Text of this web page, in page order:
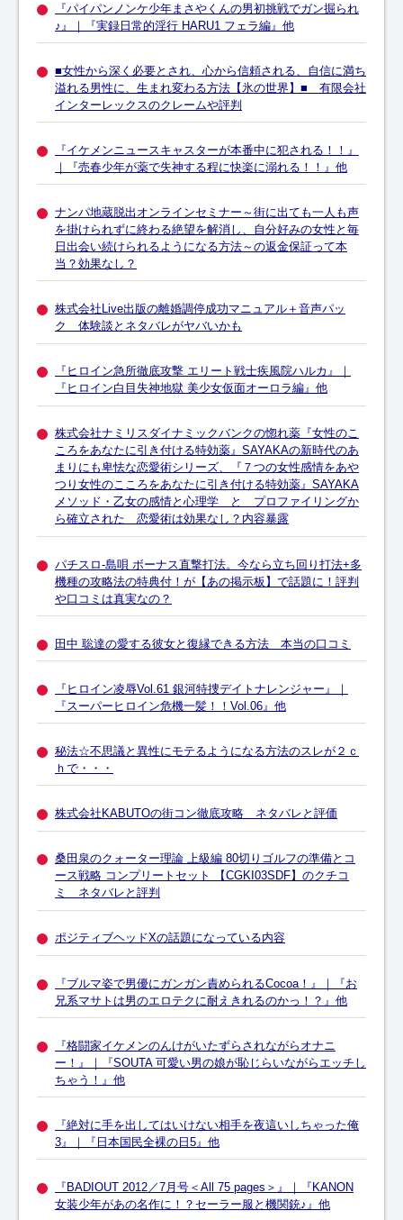
『パイパンノンケ少年まさやくんの男初挑戦でガン掘られ
♪』｜『実録日常的淫行 HARU1 フェラ編』他
■女性から深く必要とされ、心から信頼される、自信に満ち
溢れる男性に、生まれ変わる方法【氷の世界】■ 有限会社
インターレックスのクレームや評判
『イケメンニュースキャスターが本番中に犯される！！』
｜『売春少年が薬で失神する程に快楽に溺れる！！』他
ナンパ地蔵脱出オンラインセミナー～街に出ても一人も声
を掛けられずに終わる絶望を解消し、自分好みの女性と毎
日出会い続けられるようになる方法～の返金保証って本
当？効果なし？
株式会社Live出版の離婚調停成功マニュアル＋音声パッ
ク 体験談とネタバレがヤバいかも
『ヒロイン急所徹底攻撃 エリート戦士疾風院ハルカ』｜
『ヒロイン白目失神地獄 美少女仮面オーロラ編』他
株式会社ナミリスダイナミックバンクの惚れ薬『女性のこ
ころをあなたに引き付ける特効薬』SAYAKAの新時代のあ
まりにも卑怯な恋愛術シリーズ、『７つの女性感情をあや
つり女性のこころをあなたに引き付ける特効薬』SAYAKA
メソッド・乙女の感情と心理学 と プロファイリングか
ら確立された 恋愛術は効果なし？内容暴露
パチスロ-島唄 ボーナス直撃打法。今なら立ち回り打法+多
機種の攻略法の特典付！が【あの掲示板】で話題に！評判
や口コミは真実なの？
田中 聡達の愛する彼女と復縁できる方法 本当の口コミ
『ヒロイン凌辱Vol.61 銀河特捜デイトナレンジャー』｜
『スーパーヒロイン危機一髪！！Vol.06』他
秘法☆不思議と異性にモテるようになる方法のスレが２ｃ
ｈで・・・
株式会社KABUTOの街コン徹底攻略 ネタバレと評価
桑田泉のクォーター理論 上級編 80切りゴルフの準備とコ
ース戦略 コンプリートセット 【CGKI03SDF】のクチコ
ミ ネタバレと評判
ポジティブヘッドXの話題になっている内容
『ブルマ姿で男優にガンガン責められるCocoa！』｜『お
兄系マサトは男のエロテクに耐えきれるのかっ！？』他
『格闘家イケメンのんけがいたずらされながらオナニ
ー！』｜『SOUTA 可愛い男の娘が恥じらいながらエッチし
ちゃう！』他
『絶対に手を出してはいけない相手を夜這いしちゃった俺
3』｜『日本国民全裸の日5』他
『BADIOUT 2012／7月号＜All 75 pages＞』｜『KANON
女装少年があの名作に！？セーラー服と機関銃♪』他